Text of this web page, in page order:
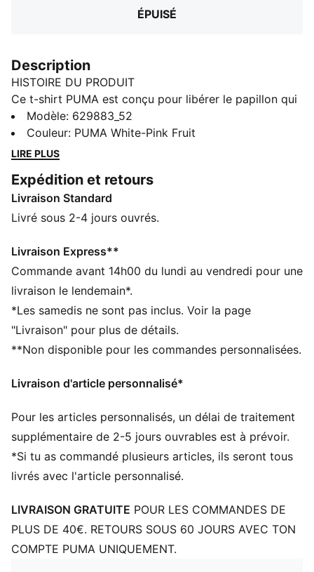
ÉPUISÉ
Description
HISTOIRE DU PRODUIT
Ce t-shirt PUMA est conçu pour libérer le papillon qui
sommeille en nous. Motif papillon imprimé en silicone
brillant, col effet déchiré et manches raglan
contrastantes : il est fait pour les personnes qui osent
DÉTAILS
Coupe ajustée
Jersey simple
Col rond
Manches courtes
Détails brandés PUMA
enfants âgés de 8 à 16 ans
Modèle: 629883_52
Couleur: PUMA White-Pink Fruit
LIRE PLUS
Expédition et retours
Livraison Standard
Livré sous 2-4 jours ouvrés.
Livraison Express**
Commande avant 14h00 du lundi au vendredi pour une
livraison le lendemain*.
*Les samedis ne sont pas inclus. Voir la page
"Livraison" pour plus de détails.
**Non disponible pour les commandes personnalisées.
Livraison d'article personnalisé*
Pour les articles personnalisés, un délai de traitement
supplémentaire de 2-5 jours ouvrables est à prévoir.
*Si tu as commandé plusieurs articles, ils seront tous
livrés avec l'article personnalisé.
LIVRAISON GRATUITE POUR LES COMMANDES DE
PLUS DE 40€. RETOURS SOUS 60 JOURS AVEC TON
COMPTE PUMA UNIQUEMENT.